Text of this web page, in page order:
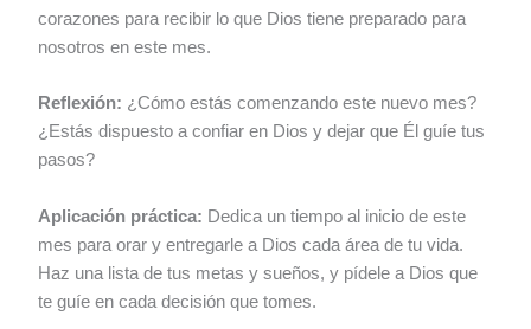
corazones para recibir lo que Dios tiene preparado para
nosotros en este mes.
Reflexión: ¿Cómo estás comenzando este nuevo mes?
¿Estás dispuesto a confiar en Dios y dejar que Él guíe tus
pasos?
Aplicación práctica: Dedica un tiempo al inicio de este
mes para orar y entregarle a Dios cada área de tu vida.
Haz una lista de tus metas y sueños, y pídele a Dios que
te guíe en cada decisión que tomes.